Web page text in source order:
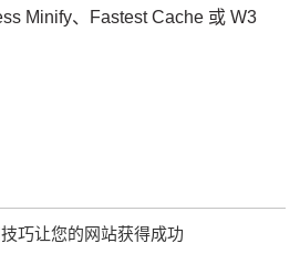
Minify、Fastest Cache 或 W3
巧让您的网站获得成功